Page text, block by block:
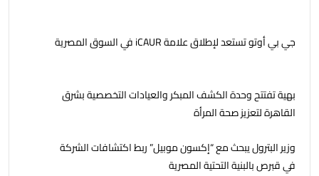
جي بي أوتو تستعد لإطلاق علامة iCAUR في السوق المصرية
بهية تفتتح وحدة الكشف المبكر والعيادات التخصصية بشرق
القاهرة لتعزيز صحة المرأة
وزير البترول يبحث مع “إكسون موبيل” ربط اكتشافات الشركة
في قبرص بالبنية التحتية المصرية